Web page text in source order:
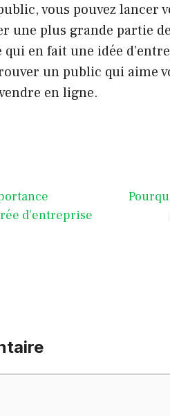
vous pouvez lancer
une plus grande partie
qui en fait une idée
un public qui aime
en ligne.
d’entreprise